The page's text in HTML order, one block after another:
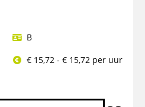
B
€ 15,72 - € 15,72 per uur